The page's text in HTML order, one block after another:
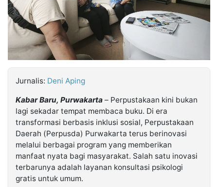
Follow
Kabarbaru
Kabarbaru.co
2026
Jurnalis: Deni Aping
Kabar Baru, Purwakarta – Perpustakaan kini bukan
lagi sekadar tempat membaca buku. Di era
transformasi berbasis inklusi sosial, Perpustakaan
Daerah (Perpusda) Purwakarta terus berinovasi
melalui berbagai program yang memberikan
manfaat nyata bagi masyarakat. Salah satu inovasi
terbarunya adalah layanan konsultasi psikologi
gratis untuk umum.